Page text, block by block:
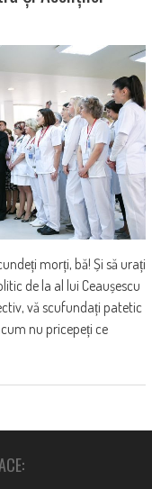
morți, bă! Și să urați
de la al lui Ceaușescu
vă scufundați patetic
nu pricepeți ce